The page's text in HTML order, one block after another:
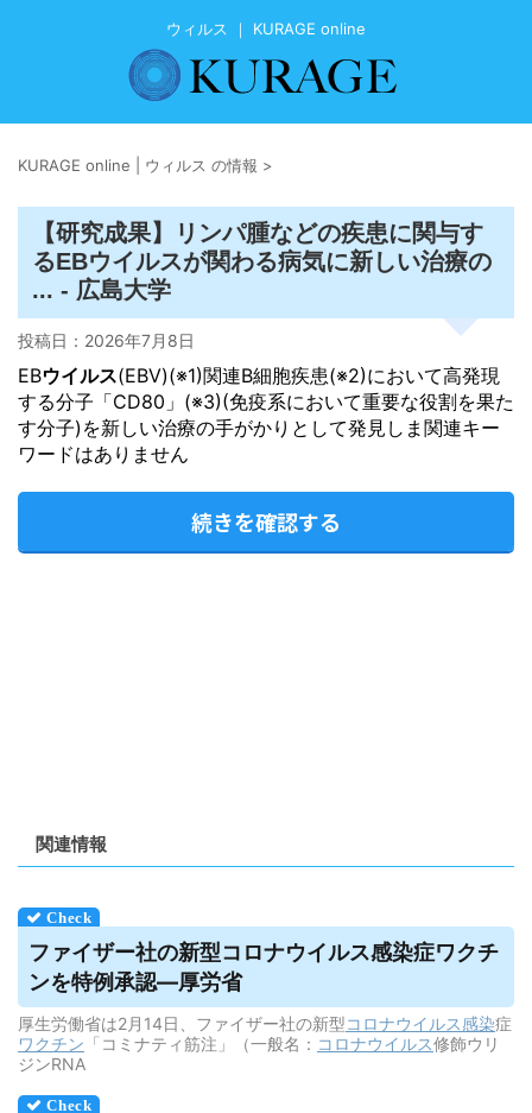
ウィルス ｜ KURAGE online
KURAGE online | ウィルス の情報 >
【研究成果】リンパ腫などの疾患に関与す
るEBウイルスが関わる病気に新しい治療の
... - 広島大学
投稿日： 2026年7月8日
EBウイルス(EBV)(※1)関連B細胞疾患(※2)において高発現
する分子「CD80」(※3)(免疫系において重要な役割を果た
す分子)を新しい治療の手がかりとして発見しま関連キー
ワードはありません
続きを確認する
関連情報
ファイザー社の新型コロナウイルス感染症ワクチ
ンを特例承認―厚労省
厚生労働省は2月14日、ファイザー社の新型コロナウイルス感染症
ワクチン 「コミナティ筋注」（一般名： コロナウイルス修飾ウリ
ジンRNA